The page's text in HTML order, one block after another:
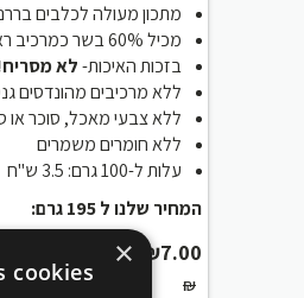
מתכון מעולה לכלבים
מכיל 60% בשר כמרכיב ראשון!!
בזכות האיכות-לא
ללא מרכיבים מהונדסים
ללא צבעי מאכל, סוכר או
ללא חומרים משמרים
עלות ל-100 גרם: 3.5 ש"ח
המחיר שלנו ל 195 גרם:
₪7.00
₪
×
cookies